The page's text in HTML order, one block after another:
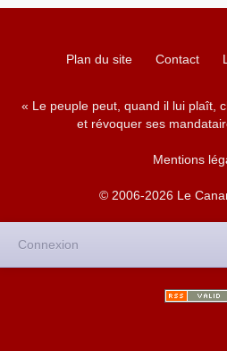
Plan du site Contact
« Le peuple peut, quand il lui plaît,
et révoquer ses
Mentions
© 2006-2026 Le
Connexion